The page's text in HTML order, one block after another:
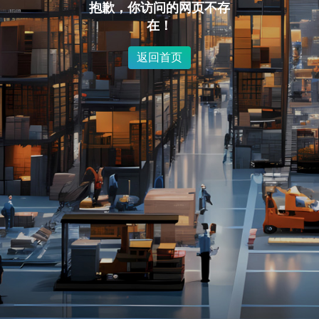
抱歉，你访问的网页不存
在！
返回首页